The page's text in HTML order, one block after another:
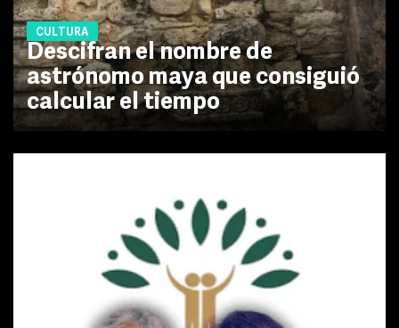
CULTURA
Descifran el nombre de
astrónomo maya que consiguió
calcular el tiempo